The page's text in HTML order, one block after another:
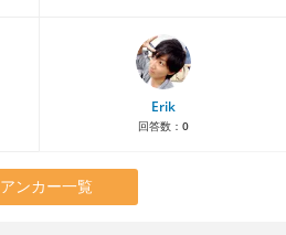
Erik
回答数： 0
アンカー一覧